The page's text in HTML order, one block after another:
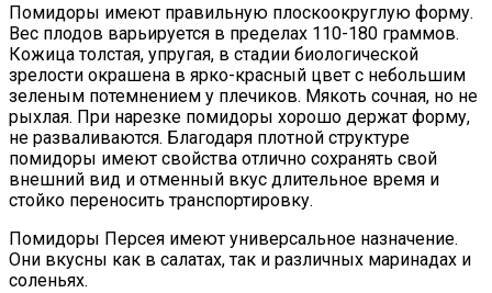
Помидоры имеют правильную плоскоокруглую форму.
Вес плодов варьируется в пределах 110-180 граммов.
Кожица толстая, упругая, в стадии биологической
зрелости окрашена в ярко-красный цвет с небольшим
зеленым потемнением у плечиков. Мякоть сочная, но не
рыхлая. При нарезке помидоры хорошо держат форму,
не разваливаются. Благодаря плотной структуре
помидоры имеют свойства отлично сохранять свой
внешний вид и отменный вкус длительное время и
стойко переносить транспортировку.
Помидоры Персея имеют универсальное назначение.
Они вкусны как в салатах, так и различных маринадах и
соленьях.